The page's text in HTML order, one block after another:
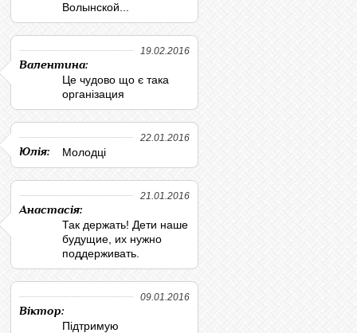
Волынской...
19.02.2016
Валентина:
Це чудово що є така
організация
22.01.2016
Юлія: Молодці
21.01.2016
Анастасія:
Так держать! Дети наше
будущие, их нужно
поддерживать.
09.01.2016
Віктор:
Підтримую